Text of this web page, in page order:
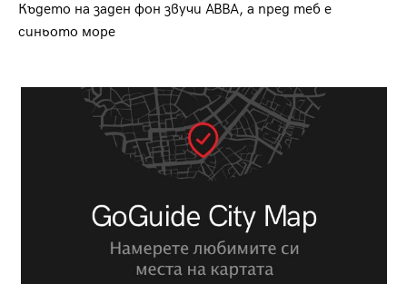
Където на заден фон звучи ABBA, а пред теб е
синьото море